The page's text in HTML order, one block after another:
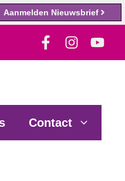
Aanmelden Nieuwsbrief
Contact